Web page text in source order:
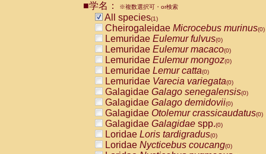
CebidaeCebus nigrivittatus
CebidaeCebus
CebidaeSaimiri boliviensis(0)
CebidaeSaimiri sciureus(0)
AtelidaeAlouatta caraya(0)
AtelidaeAlouatta fusca(0)
AtelidaeAlouatta seniculus
AtelidaeAlouattaspp.(0)
AtelidaeAteles belzebuth(0)
AtelidaeAteles geoffroyi(0)
AtelidaeAteles paniscus(0)
AtelidaeAtelesspp.(0)
Atelidae Lagothrix lagothricha
AtelidaeLagothrix lagothricha cana
■学名： ※複数選択可・or検索
All species(1)
Cheirogaleidae Microcebus murinus(0)
Lemuridae Eulemur fulvus(0)
Lemuridae Eulemur macaco(0)
Lemuridae Eulemur mongoz(0)
Lemuridae Lemur catta(0)
Lemuridae Varecia variegata(0)
Galagidae Galago senegalensis(0)
Galagidae Galago demidovii(0)
Galagidae Otolemur crassicaudatus(0)
Galagidae Galagidae spp.(0)
Loridae Loris tardigradus(0)
Loridae Nycticebus coucang(0)